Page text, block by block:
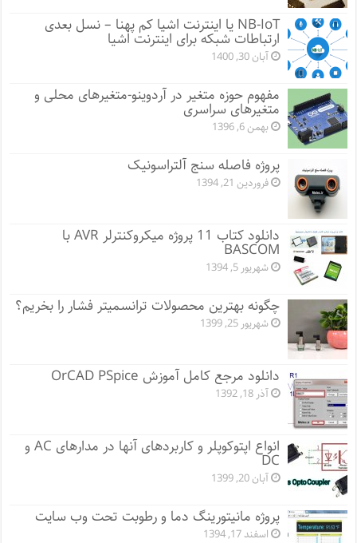
NB-IoT یا اینترنت اشیا کم پهنا – نسل بعدی
ارتباطات شبکه برای اینترنت اشیا
آبان 30, 1400
مفهوم حوزه متغیر در آردوینو-متغیرهای محلی و
متغیرهای سراسری
بهمن 6, 1396
پروژه فاصله سنج آلتراسونیک
فروردین 21, 1394
دانلود کتاب 11 پروژه میکروکنترلر AVR با
BASCOM
شهریور 5, 1394
چگونه بهترین محصولات ترانسمیتر فشار را بخریم؟
شهریور 25, 1399
دانلود مرجع کامل آموزش OrCAD PSpice
آذر 18, 1392
انواع اپتوکوپلر و کاربردهای آنها در مدارهای AC و
DC
آبان 20, 1399
پروژه مانيتورينگ دما و رطوبت تحت وب سایت
اسفند 17, 1394